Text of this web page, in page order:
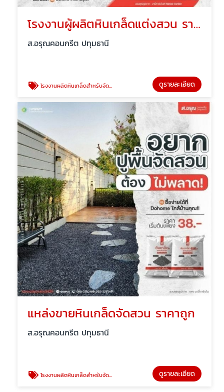
โรงงานผู้ผลิตหินเกล็ดแต่งสวน ราคาส่ง
ส.อรุณคอนกรีต ปทุมธานี
โรงงานผลิตหินเกล็ดสำหรับจัดสวน ดูรายละเอียด
แหล่งขายหินเกล็ดจัดสวน ราคาถูก
ส.อรุณคอนกรีต ปทุมธานี
โรงงานผลิตหินเกล็ดสำหรับจัดสวน ดูรายละเอียด